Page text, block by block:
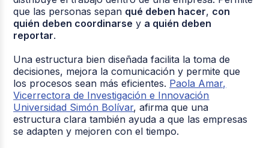
que las personas sepan qué deben hacer, con
quién deben coordinarse y a quién deben
reportar.
Una estructura bien diseñada facilita la toma de
decisiones, mejora la comunicación y permite que
los procesos sean más eficientes. Paola Amar,
Vicerrectora de Investigación e Innovación
Universidad Simón Bolívar, afirma que una
estructura clara también ayuda a que las empresas
se adapten y mejoren con el tiempo.